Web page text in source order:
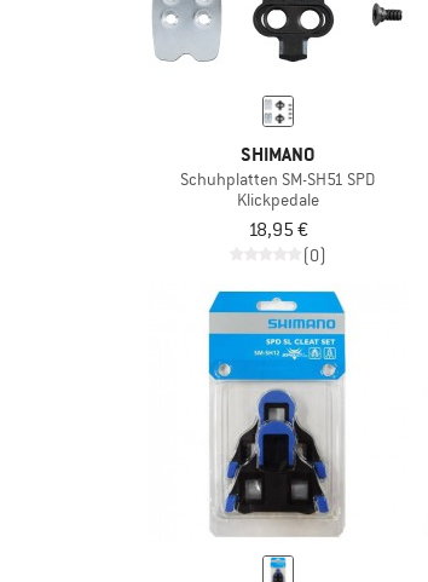
SHIMANO
Schuhplatten SM-SH51 SPD
Klickpedale
18,95 €
(0)